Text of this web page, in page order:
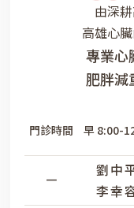
由深
高雄心
專業心
肥胖減
門診時間
一
早 8:00-
劉中
李幸